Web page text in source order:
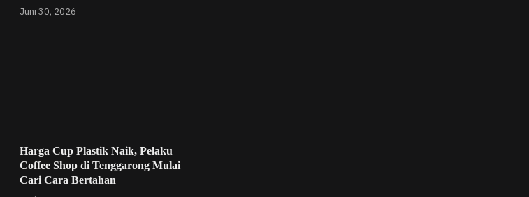
Juni 30, 2026
Harga Cup Plastik Naik, Pelaku
Coffee Shop di Tenggarong Mulai
Cari Cara Bertahan